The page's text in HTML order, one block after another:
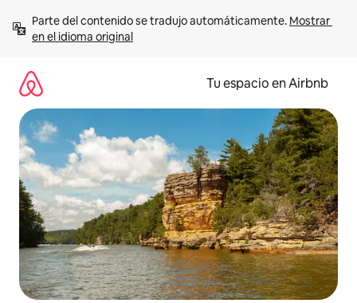
contenido
Parte del contenido se tradujo automáticamente. Mostrar
en el idioma original
Tu espacio en Airbnb